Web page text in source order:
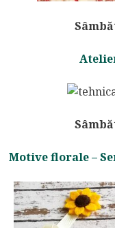
Motive florale –